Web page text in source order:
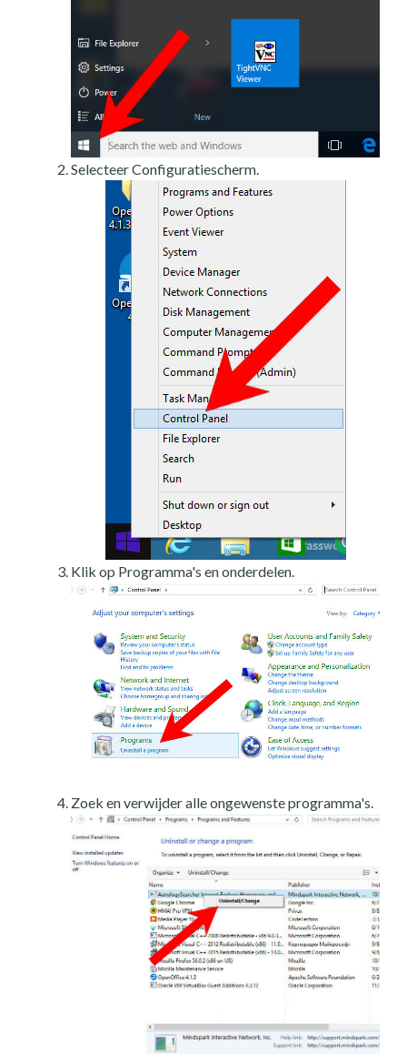
Selecteer Configuratiescherm.
Klik op Programma's en onderdelen.
Zoek en verwijder alle ongewenste programma's.